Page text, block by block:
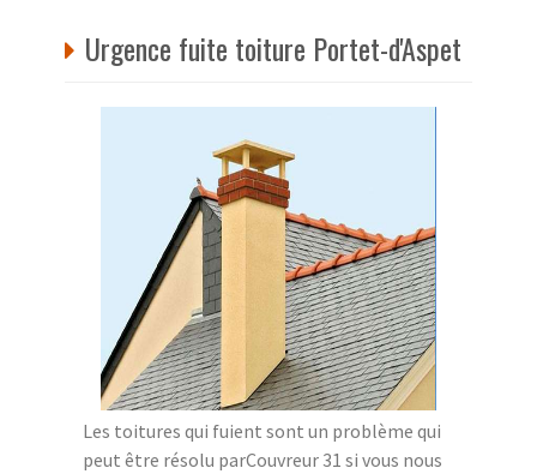
Urgence fuite toiture Portet-d'Aspet
Les toitures qui fuient sont un problème qui
peut être résolu parCouvreur 31 si vous nous